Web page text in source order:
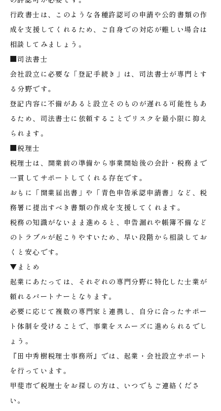
行政書士は、このような各種許認可の申請や公的書類の作
成を支援してくれるため、ご自身での対応が難しい場合は
相談してみましょう。
■司法書士
会社設立に必要な「登記手続き」は、司法書士が専門とす
る分野です。
登記内容に不備があると設立そのものが遅れる可能性もあ
るため、司法書士に依頼することでリスクを最小限に抑え
られます。
■税理士
税理士は、開業前の準備から事業開始後の会計・税務まで
一貫してサポートしてくれる存在です。
おもに「開業届出書」や「青色申告承認申請書」など、税
務署に提出すべき書類の作成を支援してくれます。
税務の知識がないまま進めると、申告漏れや帳簿不備など
のトラブルが起こりやすいため、早い段階から相談してお
くと安心です。
▼まとめ
起業にあたっては、それぞれの専門分野に特化した士業が
頼れるパートナーとなります。
必要に応じて複数の専門家と連携し、自分に合ったサポー
ト体制を受けることで、事業をスムーズに進められるでし
ょう。
『田中秀樹税理士事務所』では、起業・会社設立サポート
を行っています。
甲斐市で税理士をお探しの方は、いつでもご連絡くださ
い。